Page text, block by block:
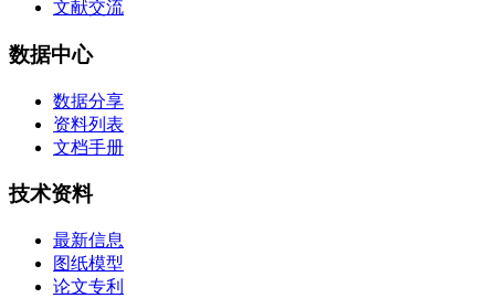
文献交流
数据中心
数据分享
资料列表
文档手册
技术资料
最新信息
图纸模型
论文专利